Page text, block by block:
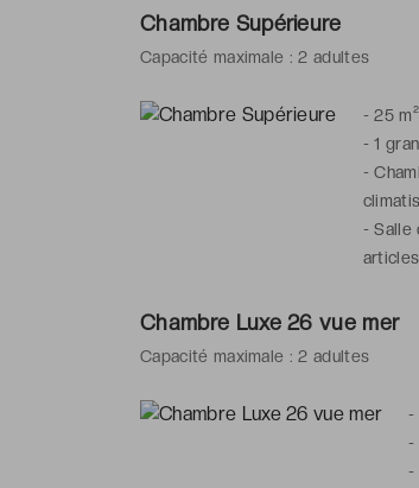
Chambre Supérieure
Capacité maximale : 2 adultes
-25 m²
-1
-
-Salle
Chambre Luxe 26 vue mer
Capacité maximale : 2 adultes